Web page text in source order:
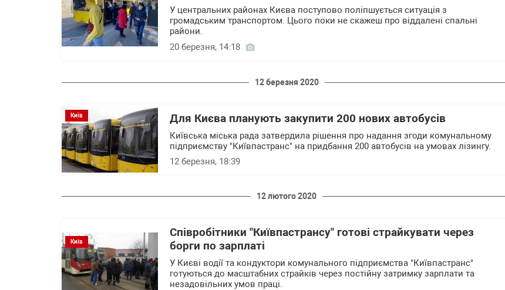
У центральних районах Києва поступово поліпшується ситуація з
громадським транспортом. Цього поки не скажеш про віддалені спальні
райони.
20 березня, 14:18
12 березня 2020
Київ Для Києва планують закупити 200 нових автобусів
Київська міська рада затвердила рішення про надання згоди комунальному
підприємству "Київпастранс" на придбання 200 автобусів на умовах лізингу.
12 березня, 18:39
12 лютого 2020
Київ
Співробітники "Київпастрансу" готові страйкувати через
борги по зарплаті
У Києві водії та кондуктори комунального підприємства "Київпастранс"
готуються до масштабних страйків через постійну затримку зарплати та
незадовільних умов праці.